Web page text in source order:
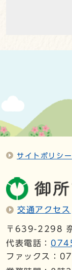
サイトポリシー
交通アクセス
〒639-2298
代表電話：
ファックス：